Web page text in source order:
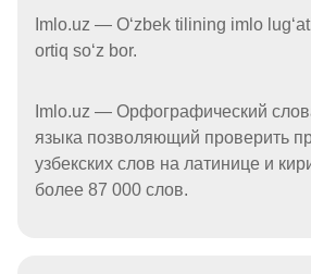
Imlo.uz — Oʻzbek tilining imlo
ortiq soʻz bor.
Imlo.uz — Орфографический
языка позволяющий проверить
узбекских слов на латинице и
более 87 000 слов.